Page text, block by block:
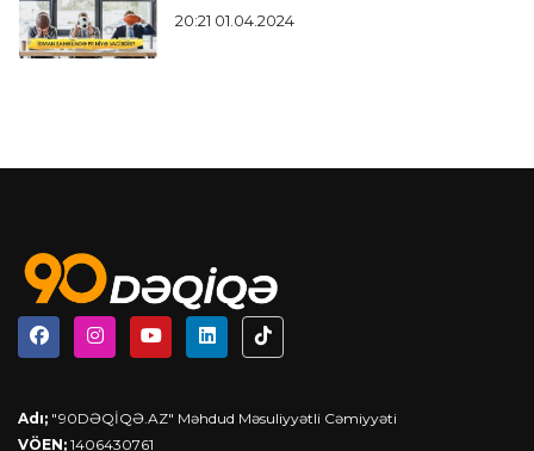
20:21 01.04.2024
Adı; "90DƏQİQƏ.AZ" Məhdud Məsuliyyətli Cəmiyyəti
VÖEN; 1406430761